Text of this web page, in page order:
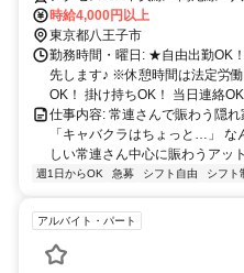
王八王子駅
時給4,000円以上
東京都八王子市
勤務時間・曜日: ★自由出勤OK
先します♪ ※休憩時間は法定労
OK！ 掛け持ちOK！ 当日連絡OK
仕事内容: 常連さんで賑わう隠れ
「キャバクラはちょっと…」 な
しい常連さん中心に賑わうアッ
週1日からOK 急募 シフト自由 シフト
アルバイト・パート